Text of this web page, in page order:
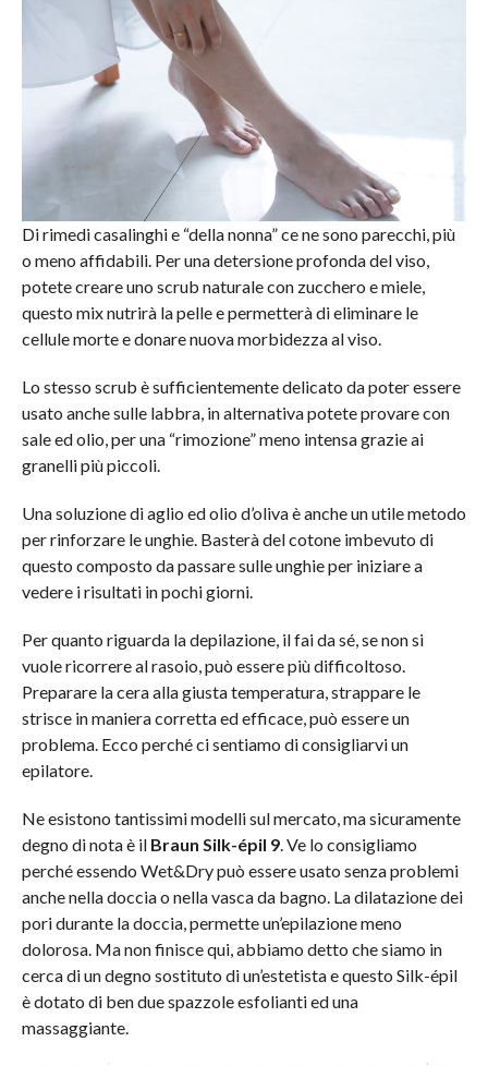
Di rimedi casalinghi e “della nonna” ce ne sono parecchi, più
o meno affidabili. Per una detersione profonda del viso,
potete creare uno scrub naturale con zucchero e miele,
questo mix nutrirà la pelle e permetterà di eliminare le
cellule morte e donare nuova morbidezza al viso.
Lo stesso scrub è sufficientemente delicato da poter essere
usato anche sulle labbra, in alternativa potete provare con
sale ed olio, per una “rimozione” meno intensa grazie ai
granelli più piccoli.
Una soluzione di aglio ed olio d’oliva è anche un utile metodo
per rinforzare le unghie. Basterà del cotone imbevuto di
questo composto da passare sulle unghie per iniziare a
vedere i risultati in pochi giorni.
Per quanto riguarda la depilazione, il fai da sé, se non si
vuole ricorrere al rasoio, può essere più difficoltoso.
Preparare la cera alla giusta temperatura, strappare le
strisce in maniera corretta ed efficace, può essere un
problema. Ecco perché ci sentiamo di consigliarvi un
epilatore.
Ne esistono tantissimi modelli sul mercato, ma sicuramente
degno di nota è il Braun Silk-épil 9. Ve lo consigliamo
perché essendo Wet&Dry può essere usato senza problemi
anche nella doccia o nella vasca da bagno. La dilatazione dei
pori durante la doccia, permette un’epilazione meno
dolorosa. Ma non finisce qui, abbiamo detto che siamo in
cerca di un degno sostituto di un’estetista e questo Silk-épil
è dotato di ben due spazzole esfolianti ed una
massaggiante.